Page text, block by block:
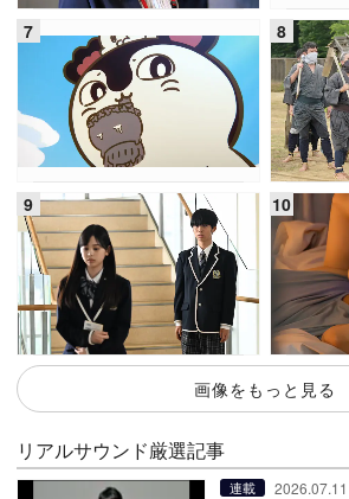
画像をもっと見る
リアルサウンド厳選記事
連載 2026.07.11